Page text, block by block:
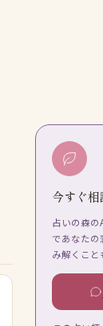
今すぐ相
占いの森の
であなた
み解くこと